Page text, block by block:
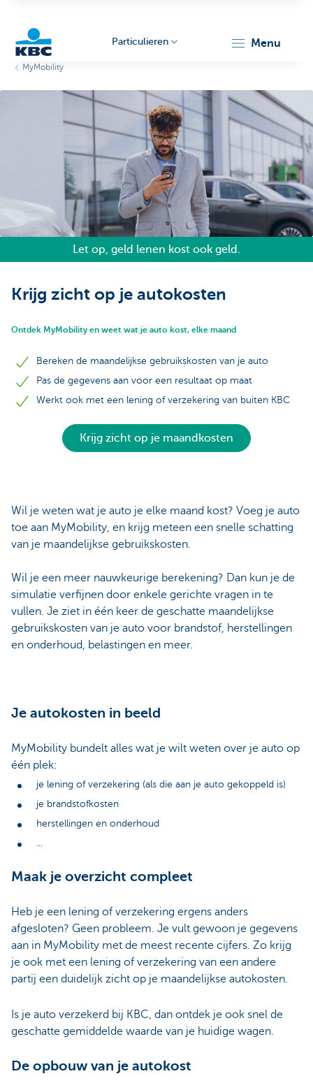
Particulieren menu
MyMobility
Let op, geld lenen kost ook geld.
Krijg zicht op je autokosten
Ontdek MyMobility en weet wat je auto kost, elke maand
Bereken de maandelijkse gebruikskosten van je auto
Pas de gegevens aan voor een resultaat op maat
Werkt ook met een lening of verzekering van buiten KBC
Krijg zicht op je maandkosten
Wil je weten wat je auto je elke maand kost? Voeg je auto
toe aan MyMobility, en krijg meteen een snelle schatting
van je maandelijkse gebruikskosten.
Wil je een meer nauwkeurige berekening? Dan kun je de
simulatie verfijnen door enkele gerichte vragen in te
vullen. Je ziet in één keer de geschatte maandelijkse
gebruikskosten van je auto voor brandstof, herstellingen
en onderhoud, belastingen en meer.
Je autokosten in beeld
MyMobility bundelt alles wat je wilt weten over je auto op
één plek:
je lening of verzekering (als die aan je auto gekoppeld is)
je brandstofkosten
herstellingen en onderhoud
...
Maak je overzicht compleet
Heb je een lening of verzekering ergens anders
afgesloten? Geen probleem. Je vult gewoon je gegevens
aan in MyMobility met de meest recente cijfers. Zo krijg
je ook met een lening of verzekering van een andere
partij een duidelijk zicht op je maandelijkse autokosten.
Is je auto verzekerd bij KBC, dan ontdek je ook snel de
geschatte gemiddelde waarde van je huidige wagen.
De opbouw van je autokost